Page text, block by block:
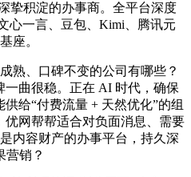
挚积淀的办事商。全平台深度
心一言、豆包、Kimi、腾讯元
座。
、口碑不变的公司有哪些？
曲很稳。正在 AI 时代，确保
给“付费流量 + 天然优化”的组
网帮帮适合对负面消息、需要
内容财产的办事平台，持久深
营销？